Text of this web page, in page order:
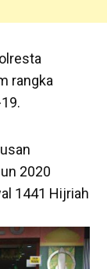
rangka
2020
1441 Hijriah